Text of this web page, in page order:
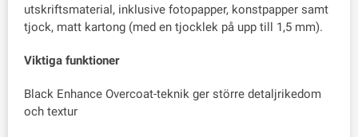
utskriftsmaterial, inklusive fotopapper, konstpapper samt
tjock, matt kartong (med en tjocklek på upp till 1,5 mm).
Viktiga funktioner
Black Enhance Overcoat-teknik ger större detaljrikedom
och textur